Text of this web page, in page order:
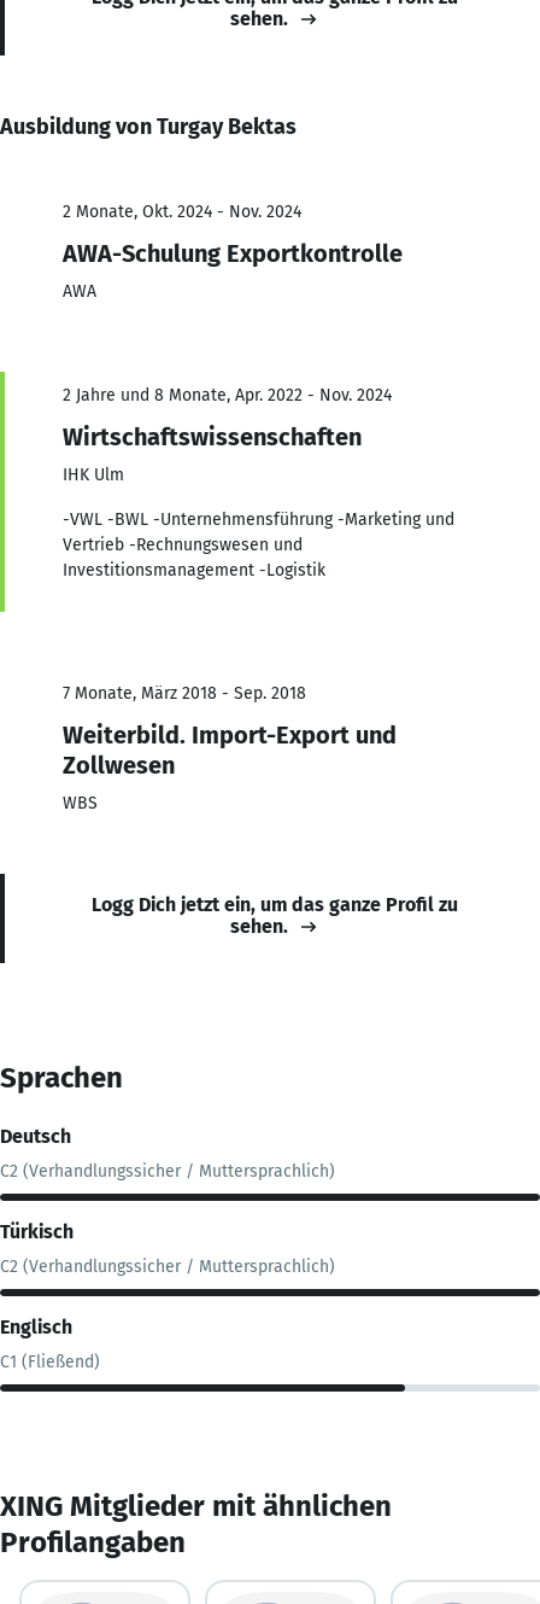
sehen.
Ausbildung von Turgay Bektas
2 Monate, Okt. 2024 - Nov. 2024
AWA-Schulung Exportkontrolle
AWA
2 Jahre und 8 Monate, Apr. 2022 - Nov. 2024
Wirtschaftswissenschaften
IHK Ulm
-VWL -BWL -Unternehmensführung -Marketing und
Vertrieb -Rechnungswesen und
Investitionsmanagement -Logistik
7 Monate, März 2018 - Sep. 2018
Weiterbild. Import-Export und
Zollwesen
WBS
Logg Dich jetzt ein, um das ganze Profil zu
sehen.
Sprachen
Deutsch
C2 (Verhandlungssicher / Muttersprachlich)
Türkisch
C2 (Verhandlungssicher / Muttersprachlich)
Englisch
C1 (Fließend)
XING Mitglieder mit ähnlichen
Profilangaben